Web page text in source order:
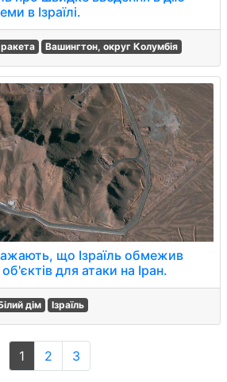
в Ізраїлі.
ракета Вашингтон, округ Колумбія
що Ізраїль обмежив
для атаки на Іран.
дім Ізраїль
1 2 3